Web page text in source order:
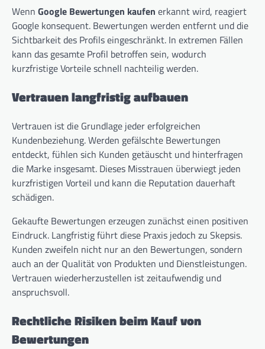
Wenn Google Bewertungen kaufen erkannt wird, reagiert
Google konsequent. Bewertungen werden entfernt und die
Sichtbarkeit des Profils eingeschränkt. In extremen Fällen
kann das gesamte Profil betroffen sein, wodurch
kurzfristige Vorteile schnell nachteilig werden.
Vertrauen langfristig aufbauen
Vertrauen ist die Grundlage jeder erfolgreichen
Kundenbeziehung. Werden gefälschte Bewertungen
entdeckt, fühlen sich Kunden getäuscht und hinterfragen
die Marke insgesamt. Dieses Misstrauen überwiegt jeden
kurzfristigen Vorteil und kann die Reputation dauerhaft
schädigen.
Gekaufte Bewertungen erzeugen zunächst einen positiven
Eindruck. Langfristig führt diese Praxis jedoch zu Skepsis.
Kunden zweifeln nicht nur an den Bewertungen, sondern
auch an der Qualität von Produkten und Dienstleistungen.
Vertrauen wiederherzustellen ist zeitaufwendig und
anspruchsvoll.
Rechtliche Risiken beim Kauf von
Bewertungen